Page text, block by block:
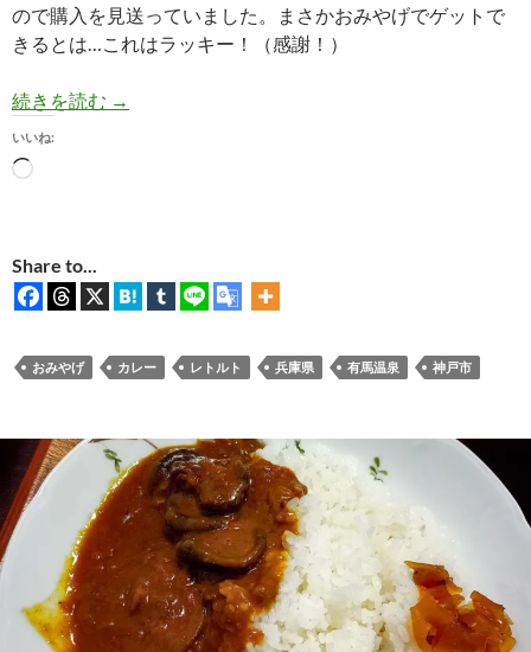
ので購入を見送っていました。まさかおみやげでゲットで
きるとは…これはラッキー！（感謝！）
続きを読む 【レトルト実食】「兵衛カレー」（有馬温泉の
→
いいね:
読
中…
Share to...
おみやげ カレー レトルト 兵庫県 有馬温泉 神戸市